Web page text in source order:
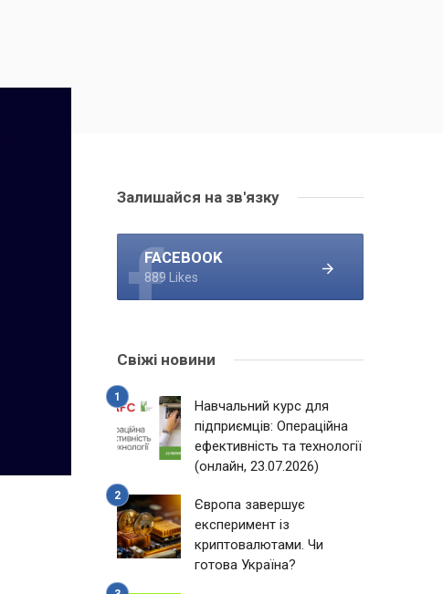
Залишайся на зв'язку
FACEBOOK
889 Likes
Свіжі новини
Навчальний курс для
підприємців: Операційна
ефективність та технології
(онлайн, 23.07.2026)
Європа завершує
експеримент із
криптовалютами. Чи
готова Україна?